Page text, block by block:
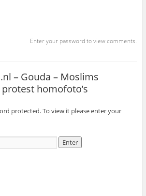
Enter your password to view comments.
– Gouda – Moslims
homofoto’s
protected. To view it please enter your